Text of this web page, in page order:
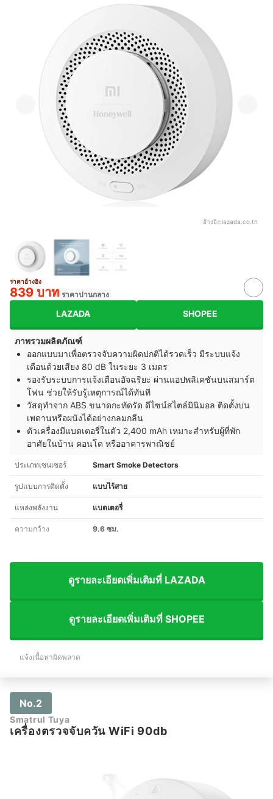
อ้างอิง:lazada.co.th
ราคาอ้างอิง
839 บาท ราคาปานกลาง
LAZADA SHOPEE
ภาพรวมผลิตภัณฑ์
ออกแบบมาเพื่อตรวจจับความผิดปกติได้รวดเร็ว มีระบบแจ้ง
เตือนด้วยเสียง 80 dB ในระยะ 3 เมตร
รองรับระบบการแจ้งเตือนอัจฉริยะ ผ่านแอปพลิเคชันบนสมาร์ต
โฟน ช่วยให้รับรู้เหตุการณ์ได้ทันที
วัสดุทำจาก ABS ขนาดกะทัดรัด ดีไซน์สไตล์มินิมอล ติดตั้งบน
เพดานหรือผนังได้อย่างกลมกลืน
ตัวเครื่องมีแบตเตอรี่ในตัว 2,400 mAh เหมาะสำหรับผู้ที่พัก
อาศัยในบ้าน คอนโด หรืออาคารพาณิชย์
ประเภทเซนเซอร์ Smart Smoke Detectors
รูปแบบการติดตั้ง แบบไร้สาย
แหล่งพลังงาน แบตเตอรี่
ความกว้าง 9.6 ซม.
ดูรายละเอียดเพิ่มเติมที่ LAZADA
ดูรายละเอียดเพิ่มเติมที่ SHOPEE
แจ้งเนื้อหาผิดพลาด
No.2
Smatrul Tuya
เครื่องตรวจจับควัน WiFi 90db